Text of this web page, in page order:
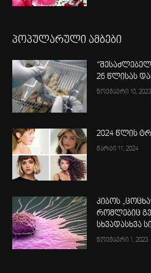
პოპულარული ამბები
26 წლისას
ნოემბერი 10, 2023
2024 წლის
მარტი 11, 2024
კიბოს
რომლებიც
სხვადასხვა
ნოემბერი 1, 2023